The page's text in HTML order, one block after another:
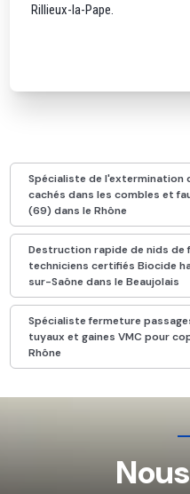
Rillieux-la-Pape.
Spécialiste de l'extermination
cachés dans les combles et
(69) dans le Rhône
Destruction rapide de nids de
techniciens certifiés Biocide
sur-Saône dans le Beaujolais
Spécialiste fermeture
tuyaux et gaines VMC pour
Rhône